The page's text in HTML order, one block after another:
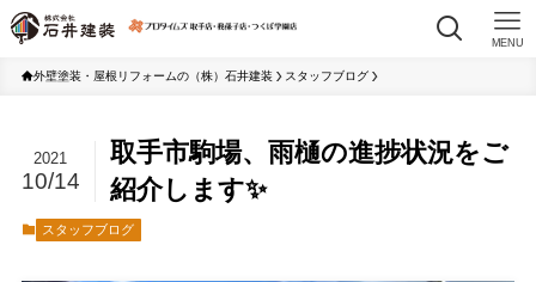
MENU
外壁塗装・屋根リフォームの（株）石井建装 スタッフブログ
取手市駒場、雨樋の進捗状況をご
紹介します✨
2021
10/14
スタッフブログ